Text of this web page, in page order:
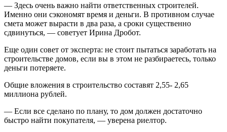
— Здесь очень важно найти ответственных строителей.
Именно они сэкономят время и деньги. В противном случае
смета может вырасти в два раза, а сроки существенно
сдвинуться, — советует Ирина Дробот.
Еще один совет от эксперта: не стоит пытаться заработать на
строительстве домов, если вы в этом не разбираетесь, только
деньги потеряете.
Общие вложения в строительство составят 2,55- 2,65
миллиона рублей.
— Если все сделано по плану, то дом должен достаточно
быстро найти покупателя, — уверена риелтор.